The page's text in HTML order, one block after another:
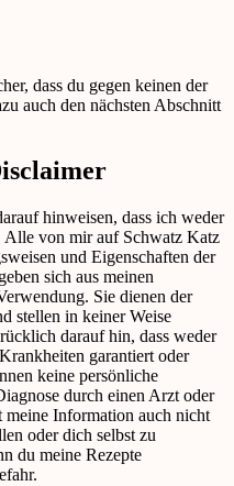
dass du gegen keinen der
auch den nächsten Abschnitt
hinweisen, dass ich weder
von mir auf Schwatz Katz
und Eigenschaften der
sich aus meinen
Sie dienen der
stellen in keiner Weise
darauf hin, dass weder
garantiert oder
keine persönliche
durch einen Arzt oder
meine Information auch nicht
oder dich selbst zu
du meine Rezepte